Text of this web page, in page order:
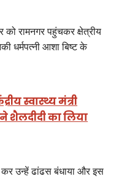
को रामनगर पहुंचकर क्षेत्रीय
धर्मपत्नी आशा बिष्ट के
स्वास्थ्य मंत्री
शैलदीदी का लिया
उन्हें ढांढस बंधाया और इस